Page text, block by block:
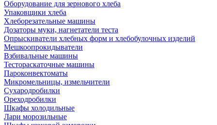
Оборудование для зернового хлеба
Упаковщики хлеба
Хлеборезательные машины
Дозаторы муки, нагнетатели теста
Опрыскиватели хлебных форм и хлебобулочных изделий
Мешкоопрокидыватели
Взбивальные машины
Тестораскаточные машины
Пароконвектоматы
Микромельницы, измельчители
Сухародробилки
Ореходробилки
Шкафы холодильные
Лари морозильные